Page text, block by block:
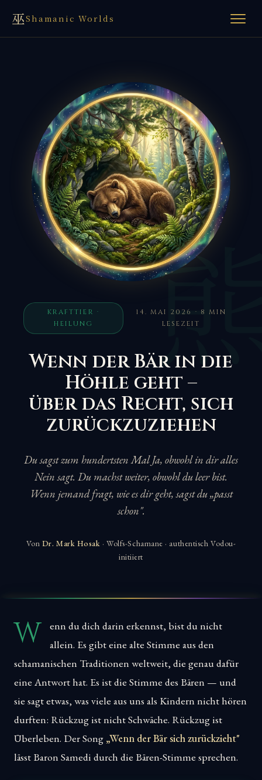
巫Shamanic Worlds
KRAFTTIER ·
HEILUNG
14. MAI 2026 · 8 MIN
LESEZEIT
Wenn der Bär in die
Höhle geht –
über das Recht, sich
zurückzuziehen
Du sagst zum hundertsten Mal Ja, obwohl in dir alles
Nein sagt. Du machst weiter, obwohl du leer bist.
Wenn jemand fragt, wie es dir geht, sagst du „passt
schon".
Von Dr. Mark Hosak · Wolfs-Schamane · authentisch Vodou-
initiiert
W
enn du dich darin erkennst, bist du nicht
allein. Es gibt eine alte Stimme aus den
schamanischen Traditionen weltweit, die genau dafür
eine Antwort hat. Es ist die Stimme des Bären — und
sie sagt etwas, was viele aus uns als Kindern nicht hören
durften: Rückzug ist nicht Schwäche. Rückzug ist
Überleben. Der Song „Wenn der Bär sich zurückzieht"
lässt Baron Samedi durch die Bären-Stimme sprechen.